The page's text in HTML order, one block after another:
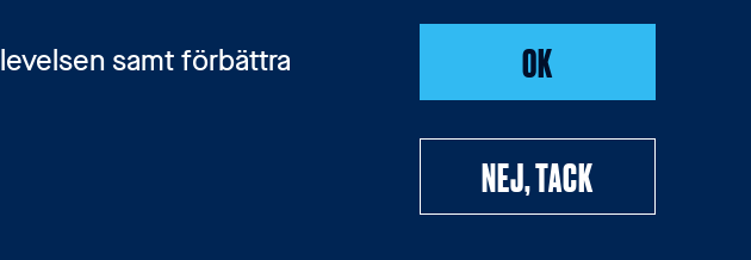
samt förbättra
OK
NEJ, TACK